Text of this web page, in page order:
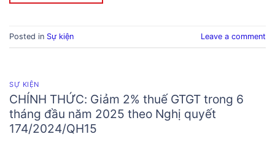
Posted in Sự kiện Leave a comment
SỰ KIỆN
CHÍNH THỨC: Giảm 2% thuế GTGT trong 6
tháng đầu năm 2025 theo Nghị quyết
174/2024/QH15